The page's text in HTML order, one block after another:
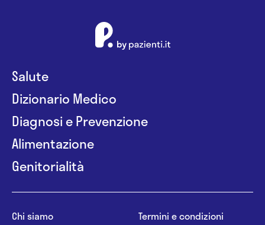
Salute
Dizionario Medico
Diagnosi e Prevenzione
Alimentazione
Genitorialità
Chi siamo
Termini e condizioni